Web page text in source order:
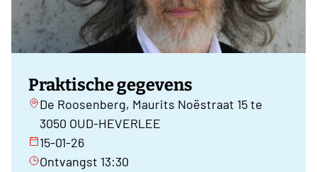
Praktische gegevens
De Roosenberg, Maurits Noëstraat 15 te
3050 OUD-HEVERLEE
15-01-26
Ontvangst 13:30